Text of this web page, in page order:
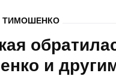
ТИМОШЕНКО
и